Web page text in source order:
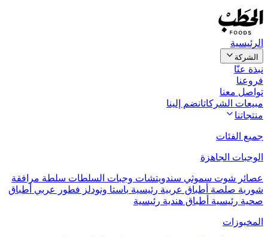
الرئيسية
الشركة
نبذة عنّا
فروعنا
تواصل معنا
مبيعات الشركاتانضم إلينا
منتجاتنا
جميع الفئات
الوجبات الجاهزة
عصائر شوت سموثي سندويتشات وجبات السلطات سلطة مرافقة
شوربة صلصة أطباق عربية رئيسية باستا ونودلز فطور عربي أطباق
صحية رئيسية أطباق هندية رئيسية
المخبوزات